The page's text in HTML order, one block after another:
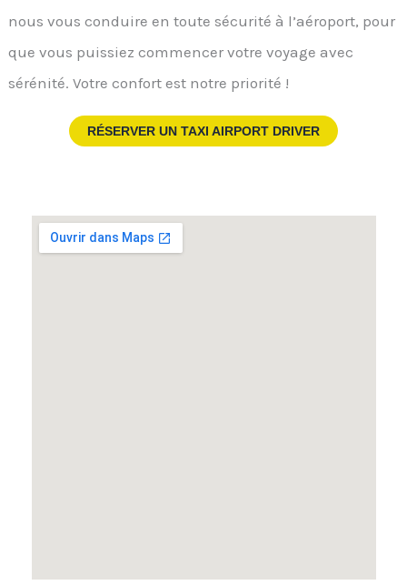
nous vous conduire en toute sécurité à l’aéroport, pour
que vous puissiez commencer votre voyage avec
sérénité. Votre confort est notre priorité !
RÉSERVER UN TAXI AIRPORT DRIVER